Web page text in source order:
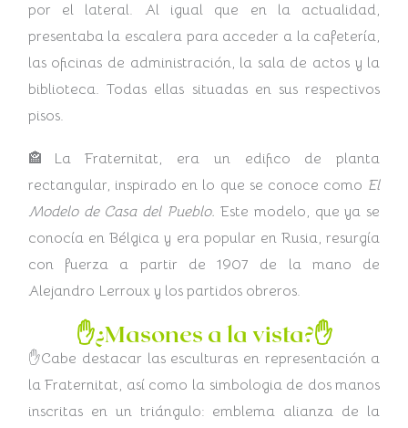
por el lateral. Al igual que en la actualidad,
presentaba la escalera para acceder a la cafetería,
las oficinas de administración, la sala de actos y la
biblioteca. Todas ellas situadas en sus respectivos
pisos.
🏤La Fraternitat, era un edifico de planta
rectangular, inspirado en lo que se conoce como El
Modelo de Casa del Pueblo. Este modelo, que ya se
conocía en Bélgica y era popular en Rusia, resurgía
con fuerza a partir de 1907 de la mano de
Alejandro Lerroux y los partidos obreros.
✋¿Masones a la vista?✋
✋Cabe destacar las esculturas en representación a
la Fraternitat, así como la simbologia de dos manos
inscritas en un triángulo: emblema alianza de la